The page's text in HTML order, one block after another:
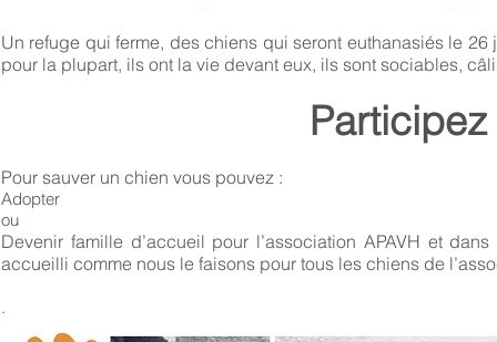
Un refuge qui ferme, des chiens qui seront euthanasiés le
pour la plupart, ils ont la vie devant eux, ils sont sociables,
Pour sauver un chien vous pouvez :
Adopter
ou
Devenir famille d’accueil pour l’association APAVH et
accueilli comme nous le faisons pour tous les chiens de
.